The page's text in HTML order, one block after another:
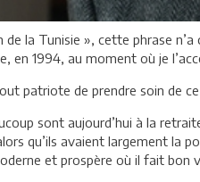
de la Tunisie », cette phrase
en 1994, au moment où je
patriote de prendre soin de
sont aujourd’hui à la
qu’ils avaient largement la
et prospère où il fait bon